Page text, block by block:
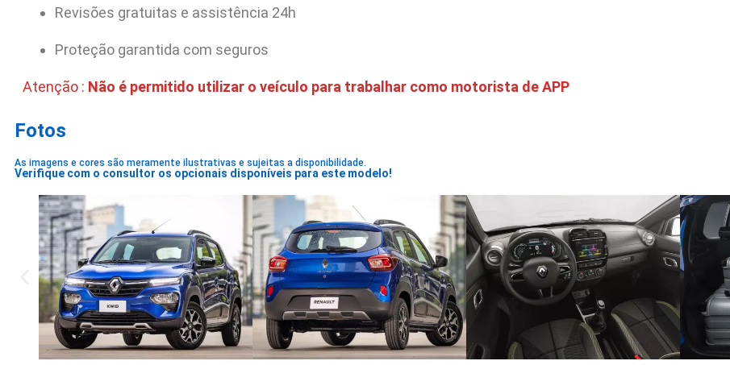
Revisões gratuitas e assistência 24h
Proteção garantida com seguros
Atenção : Não é permitido utilizar o veículo para trabalhar como motorista de APP
Fotos
As imagens e cores são meramente ilustrativas e sujeitas a disponibilidade.
Verifique com o consultor os opcionais disponíveis para este modelo!